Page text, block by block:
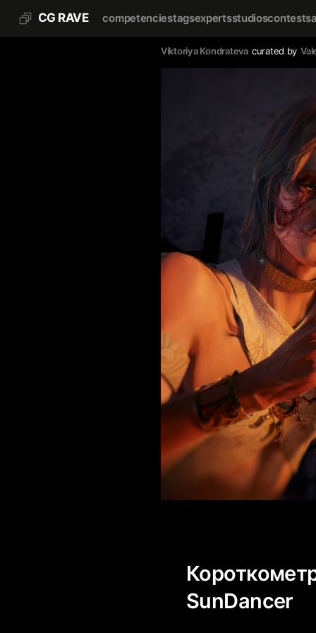
CG RAVE competenciestagsexpertsstudioscontests
Viktoriya Kondrateva curated by
SunDancer